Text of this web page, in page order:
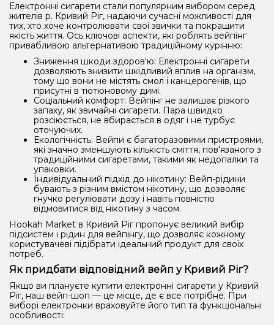
Електронні сигарети стали популярним вибором серед
жителів р. Кривий Ріг, надаючи сучасні можливості для
тих, хто хоче контролювати свої звички та покращити
якість життя. Ось ключові аспекти, які роблять вейпінг
привабливою альтернативою традиційному курінню:
Зниження шкоди здоров'ю: Електронні сигарети
дозволяють знизити шкідливий вплив на організм,
тому що вони не містять смол і канцерогенів, що
присутні в тютюновому димі.
Соціальний комфорт: Вейпінг не залишає різкого
запаху, як звичайні сигарети. Пара швидко
розсіюється, не вбирається в одяг і не турбує
оточуючих.
Екологічність: Вейпи є багаторазовими пристроями,
які значно зменшують кількість сміття, пов'язаного з
традиційними сигаретами, такими як недопалки та
упаковки.
Індивідуальний підхід до нікотину: Вейп-рідини
бувають з різним вмістом нікотину, що дозволяє
гнучко регулювати дозу і навіть повністю
відмовитися від нікотину з часом.
Hookah Market в Кривий Ріг пропонує великий вибір
підсистем і рідин для вейпінгу, що дозволяє кожному
користувачеві підібрати ідеальний продукт для своїх
потреб.
Як придбати відповідний вейп у Кривий Ріг?
Якщо ви плануєте купити електронні сигарети у Кривий
Ріг, наш вейп-шоп — це місце, де є все потрібне. При
виборі електронки враховуйте його тип та функціональні
особливості: